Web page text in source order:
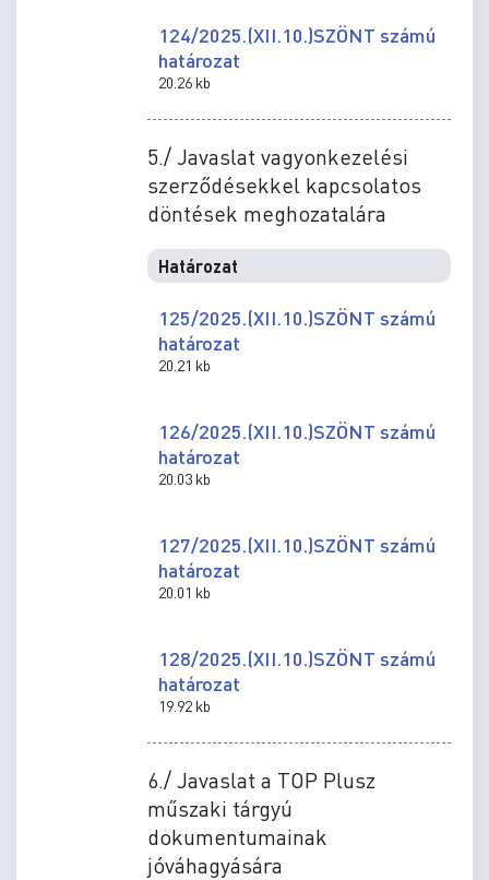
124/2025.(XII.10.)SZÖNT számú
határozat
20.26 kb
5./ Javaslat vagyonkezelési
szerződésekkel kapcsolatos
döntések meghozatalára
Határozat
125/2025.(XII.10.)SZÖNT számú
határozat
20.21 kb
126/2025.(XII.10.)SZÖNT számú
határozat
20.03 kb
127/2025.(XII.10.)SZÖNT számú
határozat
20.01 kb
128/2025.(XII.10.)SZÖNT számú
határozat
19.92 kb
6./ Javaslat a TOP Plusz
műszaki tárgyú
dokumentumainak
jóváhagyására